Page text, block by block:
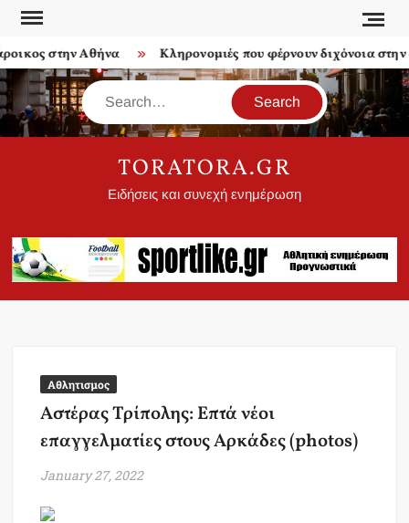
Skip
contentστην Αθήνα Κληρονομιές που φέρνουν διχόνοια στην
Search
TORATORA.GR
Ειδήσεις και συνεχή ενημέρωση
Αθλητισμος
Αστέρας Τρίπολης: Επτά νέοι
επαγγελματίες στους Αρκάδες (photos)
January 27, 2022